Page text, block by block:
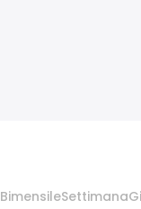
BimensileSettimana